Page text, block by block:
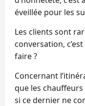
éveillée pour les
Les clients sont
conversation,
faire ?
Concernant
que les
si ce dernier ne